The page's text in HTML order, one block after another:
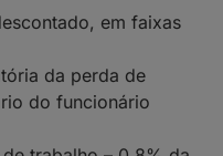
em faixas
da perda de
do funcionário